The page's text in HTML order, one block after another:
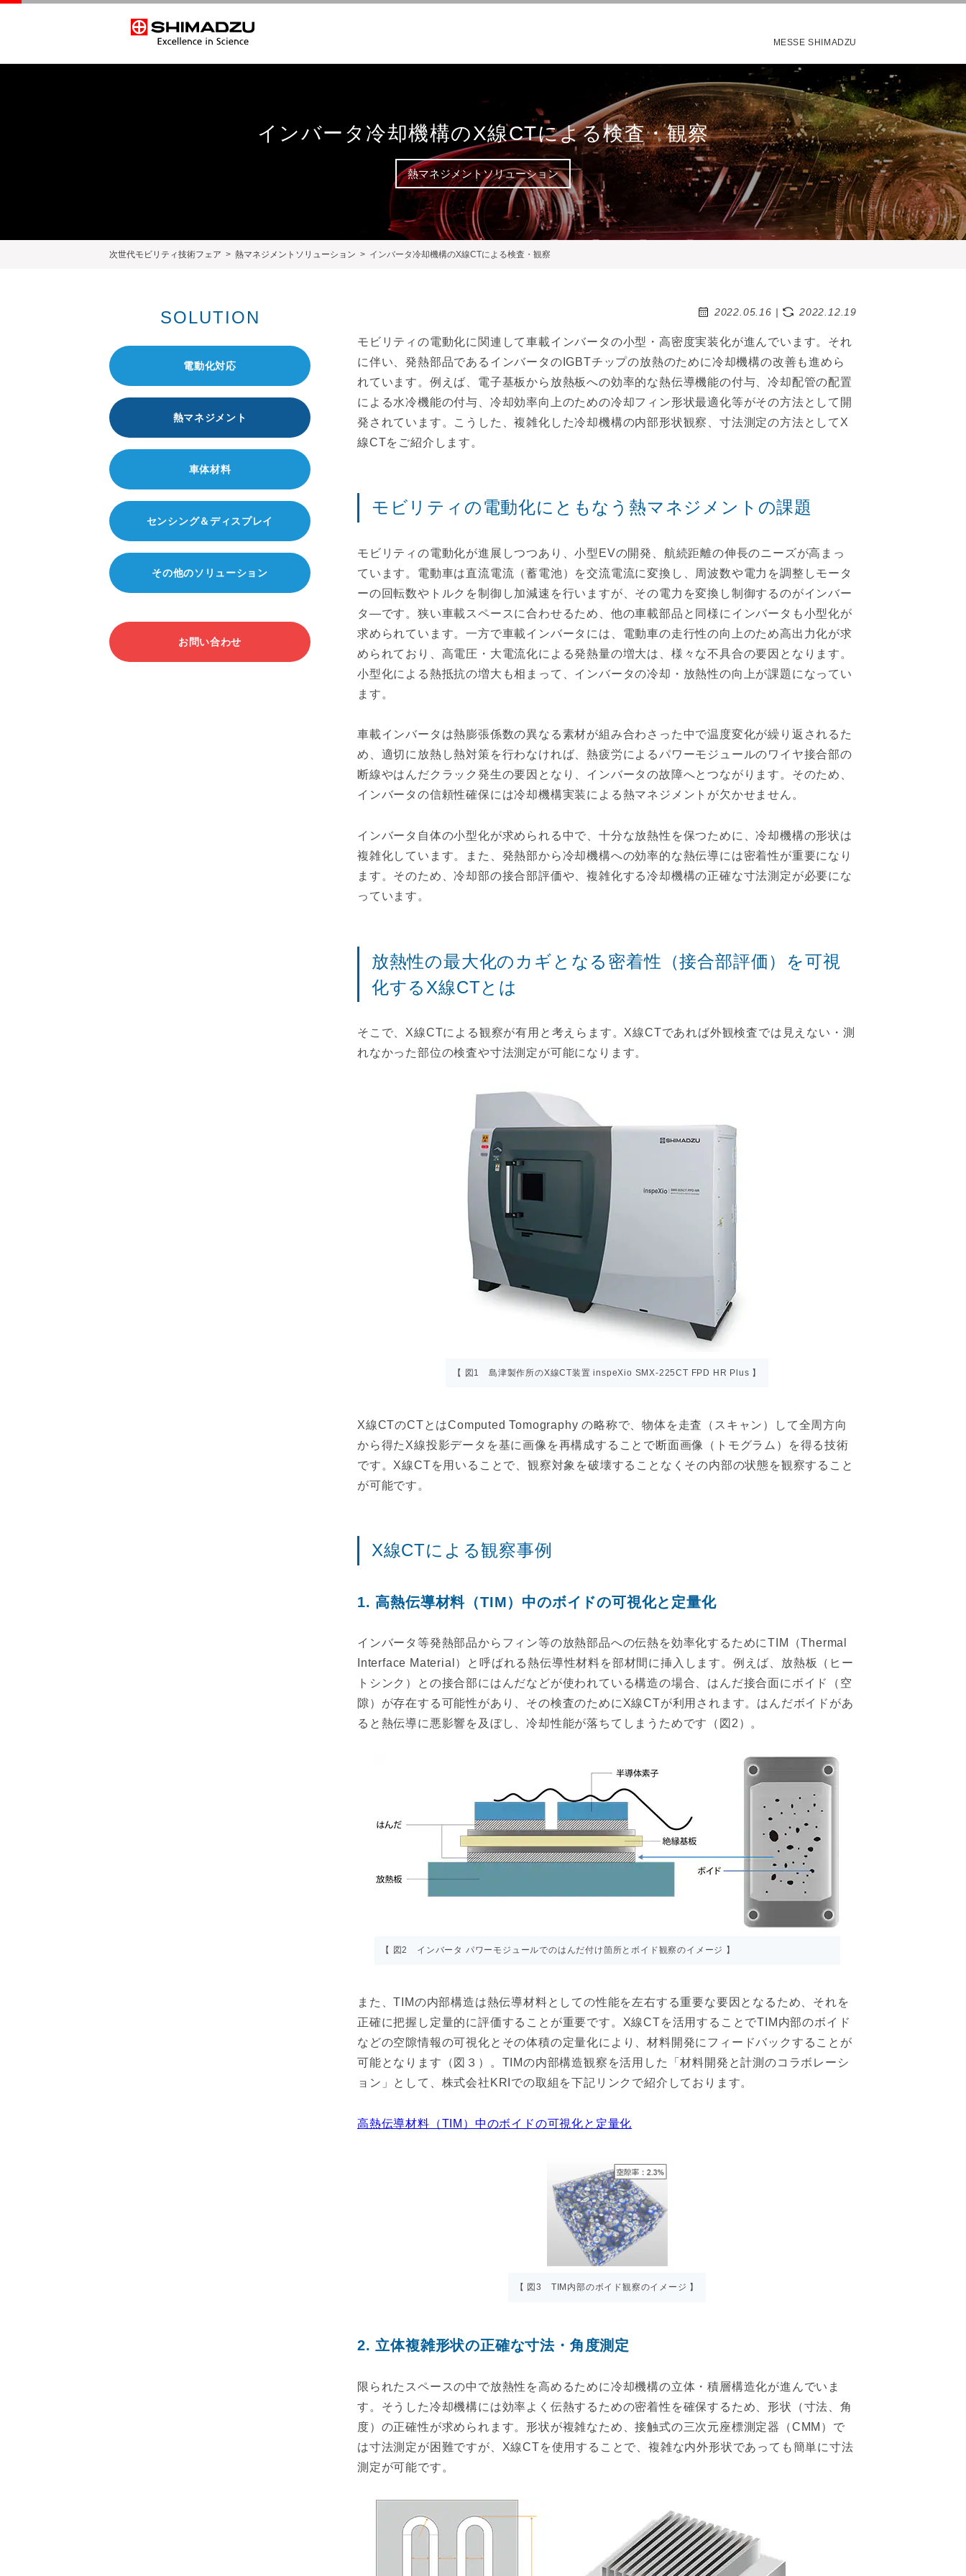
MESSE SHIMADZU
インバータ冷却機構のX線CTによる検査・観察
熱マネジメントソリューション
次世代モビリティ技術フェア 熱マネジメントソリューション インバータ冷却機構のX線CTによる検査・観察
SOLUTION
電動化対応
熱マネジメント
車体材料
センシング＆ディスプレイ
その他のソリューション
お問い合わせ
2022.05.16 | 2022.12.19
モビリティの電動化に関連して車載インバータの小型・高密度実装化が進んでいます。それ
に伴い、発熱部品であるインバータのIGBTチップの放熱のために冷却機構の改善も進めら
れています。例えば、電子基板から放熱板への効率的な熱伝導機能の付与、冷却配管の配置
による水冷機能の付与、冷却効率向上のための冷却フィン形状最適化等がその方法として開
発されています。こうした、複雑化した冷却機構の内部形状観察、寸法測定の方法としてX
線CTをご紹介します。
モビリティの電動化にともなう熱マネジメントの課題
モビリティの電動化が進展しつつあり、小型EVの開発、航続距離の伸長のニーズが高まっ
ています。電動車は直流電流（蓄電池）を交流電流に変換し、周波数や電力を調整しモータ
ーの回転数やトルクを制御し加減速を行いますが、その電力を変換し制御するのがインバー
タ―です。狭い車載スペースに合わせるため、他の車載部品と同様にインバータも小型化が
求められています。一方で車載インバータには、電動車の走行性の向上のため高出力化が求
められており、高電圧・大電流化による発熱量の増大は、様々な不具合の要因となります。
小型化による熱抵抗の増大も相まって、インバータの冷却・放熱性の向上が課題になってい
ます。
車載インバータは熱膨張係数の異なる素材が組み合わさった中で温度変化が繰り返されるた
め、適切に放熱し熱対策を行わなければ、熱疲労によるパワーモジュールのワイヤ接合部の
断線やはんだクラック発生の要因となり、インバータの故障へとつながります。そのため、
インバータの信頼性確保には冷却機構実装による熱マネジメントが欠かせません。
インバータ自体の小型化が求められる中で、十分な放熱性を保つために、冷却機構の形状は
複雑化しています。また、発熱部から冷却機構への効率的な熱伝導には密着性が重要になり
ます。そのため、冷却部の接合部評価や、複雑化する冷却機構の正確な寸法測定が必要にな
っています。
放熱性の最大化のカギとなる密着性（接合部評価）を可視
化するX線CTとは
そこで、X線CTによる観察が有用と考えらます。X線CTであれば外観検査では見えない・測
れなかった部位の検査や寸法測定が可能になります。
【 図1 島津製作所のX線CT装置 inspeXio SMX-225CT FPD HR Plus 】
X線CTのCTとはComputed Tomography の略称で、物体を走査（スキャン）して全周方向
から得たX線投影データを基に画像を再構成することで断面画像（トモグラム）を得る技術
です。X線CTを用いることで、観察対象を破壊することなくその内部の状態を観察すること
が可能です。
X線CTによる観察事例
高熱伝導材料（TIM）中のボイドの可視化と定量化
インバータ等発熱部品からフィン等の放熱部品への伝熱を効率化するためにTIM（Thermal
Interface Material）と呼ばれる熱伝導性材料を部材間に挿入します。例えば、放熱板（ヒー
トシンク）との接合部にはんだなどが使われている構造の場合、はんだ接合面にボイド（空
隙）が存在する可能性があり、その検査のためにX線CTが利用されます。はんだボイドがあ
ると熱伝導に悪影響を及ぼし、冷却性能が落ちてしまうためです（図2）。
【 図2 インバータ パワーモジュールでのはんだ付け箇所とボイド観察のイメージ 】
また、TIMの内部構造は熱伝導材料としての性能を左右する重要な要因となるため、それを
正確に把握し定量的に評価することが重要です。X線CTを活用することでTIM内部のボイド
などの空隙情報の可視化とその体積の定量化により、材料開発にフィードバックすることが
可能となります（図３）。TIMの内部構造観察を活用した「材料開発と計測のコラボレーシ
ョン」として、株式会社KRIでの取組を下記リンクで紹介しております。
高熱伝導材料（TIM）中のボイドの可視化と定量化
【 図3 TIM内部のボイド観察のイメージ 】
立体複雑形状の正確な寸法・角度測定
限られたスペースの中で放熱性を高めるために冷却機構の立体・積層構造化が進んでいま
す。そうした冷却機構には効率よく伝熱するための密着性を確保するため、形状（寸法、角
度）の正確性が求められます。形状が複雑なため、接触式の三次元座標測定器（CMM）で
は寸法測定が困難ですが、X線CTを使用することで、複雑な内外形状であっても簡単に寸法
測定が可能です。